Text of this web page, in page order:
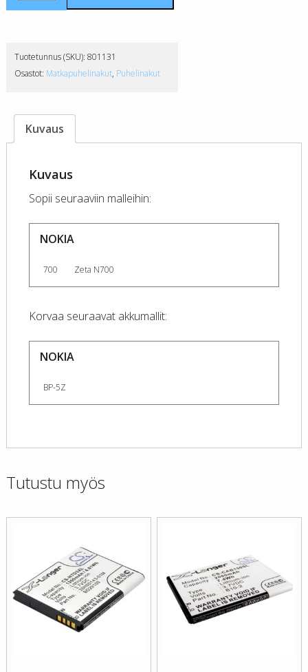
BP-
CS
määrä
Tuotetunnus (SKU): 801131
Osastot: Matkapuhelinakut, Puhelinakut
Kuvaus
Kuvaus
Sopii seuraaviin malleihin:
NOKIA
700 Zeta N700
Korvaa seuraavat akkumallit:
NOKIA
BP-5Z
Tutustu myös